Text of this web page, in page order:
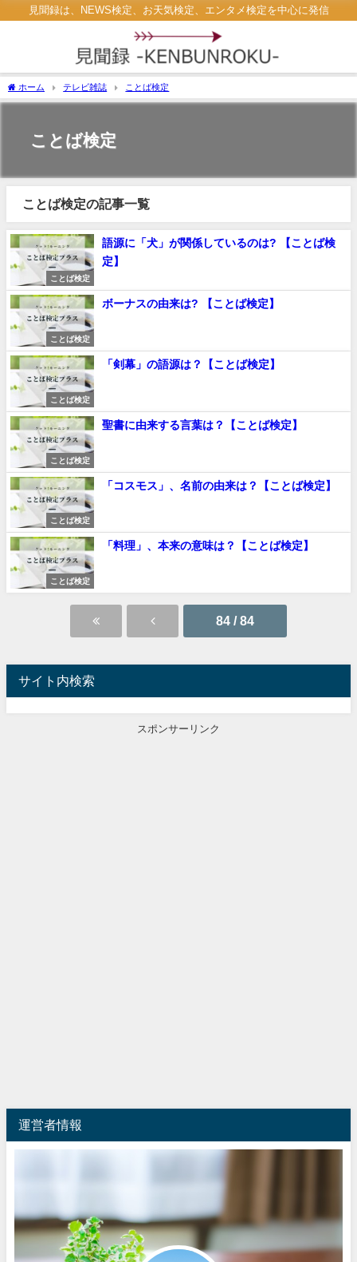
見聞録は、NEWS検定、お天気検定、エンタメ検定を中心に発信
ホーム テレビ雑誌 ことば検定
ことば検定
ことば検定の記事一覧
ことば検定
語源に「犬」が関係しているのは? 【ことば検
定】
ことば検定
ボーナスの由来は? 【ことば検定】
ことば検定
「剣幕」の語源は？【ことば検定】
ことば検定
聖書に由来する言葉は？【ことば検定】
ことば検定
「コスモス」、名前の由来は？【ことば検定】
ことば検定
「料理」、本来の意味は？【ことば検定】
84 / 84
サイト内検索
スポンサーリンク
運営者情報